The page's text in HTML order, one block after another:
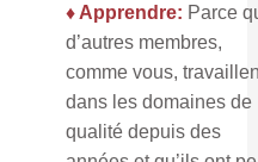
♦ Apprendre: Parce
d’autres membres,
comme vous,
dans les domaines de
qualité depuis des